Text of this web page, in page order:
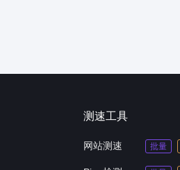
测速工具
网站测速 批量